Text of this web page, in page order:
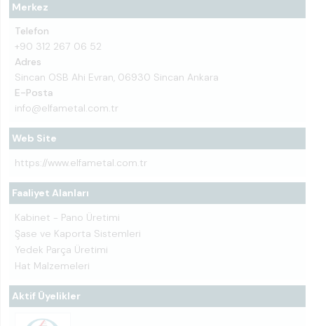
Merkez
Telefon
+90 312 267 06 52
Adres
Sincan OSB Ahi Evran, 06930 Sincan Ankara
E-Posta
info@elfametal.com.tr
Web Site
https://www.elfametal.com.tr
Faaliyet Alanları
Kabinet - Pano Üretimi
Şase ve Kaporta Sistemleri
Yedek Parça Üretimi
Hat Malzemeleri
Aktif Üyelikler